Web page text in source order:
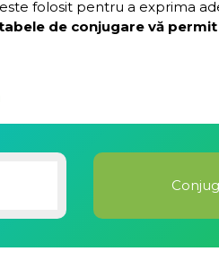
folosit pentru a exprima
de conjugare vă